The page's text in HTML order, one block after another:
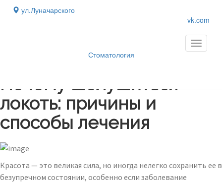
ул.Луначарского
vk.com
Стоматология
Toggle
Почему шелушиться
локоть: причины и
способы лечения
Красота — это великая сила, но иногда нелегко сохранить ее в
безупречном состоянии, особенно если заболевание